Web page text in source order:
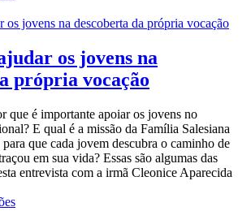
os jovens na
própria vocação
que é importante apoiar os jovens no
E qual é a missão da Família Salesiana
que cada jovem descubra o caminho de
em sua vida? Essas são algumas das
entrevista com a irmã Cleonice Aparecida